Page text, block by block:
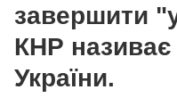
завершити
КНР
України.